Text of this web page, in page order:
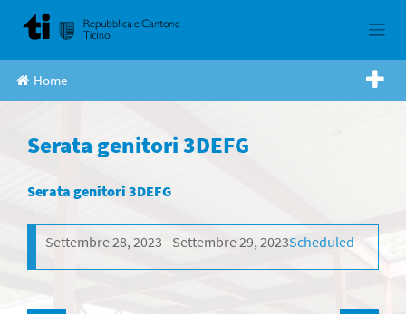
Home
Serata genitori 3DEFG
Serata genitori 3DEFG
Settembre 28, 2023 Settembre 29, 2023Scheduled